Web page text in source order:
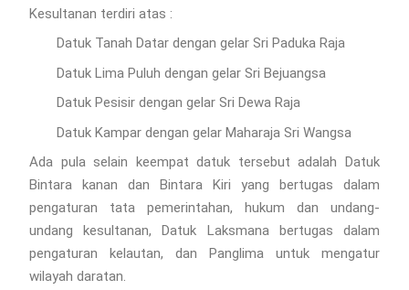
Kesultanan terdiri atas :
Datuk Tanah Datar dengan gelar Sri Paduka Raja
Datuk Lima Puluh dengan gelar Sri Bejuangsa
Datuk Pesisir dengan gelar Sri Dewa Raja
Datuk Kampar dengan gelar Maharaja Sri Wangsa
Ada pula selain keempat datuk tersebut adalah Datuk
Bintara kanan dan Bintara Kiri yang bertugas dalam
pengaturan tata pemerintahan, hukum dan undang-
undang kesultanan, Datuk Laksmana bertugas dalam
pengaturan kelautan, dan Panglima untuk mengatur
wilayah daratan.